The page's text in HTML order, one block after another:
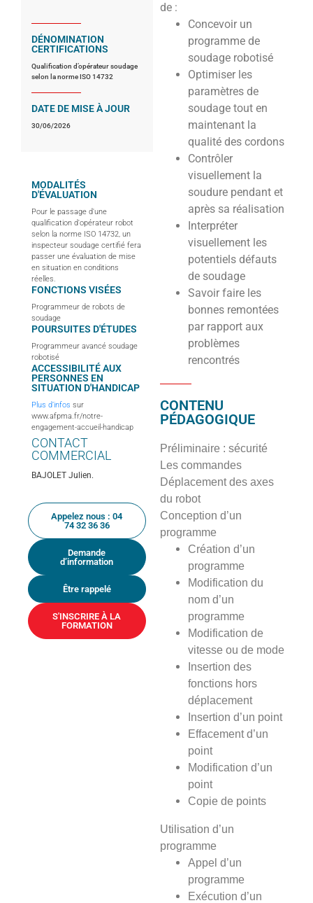
DÉNOMINATION
CERTIFICATIONS
Qualification d’opérateur soudage
selon la norme ISO 14732
DATE DE MISE À JOUR
30/06/2026
MODALITÉS
D'ÉVALUATION
Pour le passage d'une
qualification d'opérateur robot
selon la norme ISO 14732, un
inspecteur soudage certifié fera
passer une évaluation de mise
en situation en conditions
réelles.
FONCTIONS VISÉES
Programmeur de robots de
soudage
POURSUITES D'ÉTUDES
Programmeur avancé soudage
robotisé
ACCESSIBILITÉ AUX
PERSONNES EN
SITUATION D'HANDICAP
Plus d’infos sur
www.afpma.fr/notre-
engagement-accueil-handicap
CONTACT
COMMERCIAL
BAJOLET Julien.
Appelez nous : 04
74 32 36 36
Demande
d’information
Être rappelé
S'INSCRIRE À LA
FORMATION
de :
Concevoir un
programme de
soudage robotisé
Optimiser les
paramètres de
soudage tout en
maintenant la
qualité des cordons
Contrôler
visuellement la
soudure pendant et
après sa réalisation
Interpréter
visuellement les
potentiels défauts
de soudage
Savoir faire les
bonnes remontées
par rapport aux
problèmes
rencontrés
CONTENU
PÉDAGOGIQUE
Préliminaire : sécurité
Les commandes
Déplacement des axes
du robot
Conception d’un
programme
Création d’un
programme
Modification du
nom d’un
programme
Modification de
vitesse ou de mode
Insertion des
fonctions hors
déplacement
Insertion d’un point
Effacement d’un
point
Modification d’un
point
Copie de points
Utilisation d’un
programme
Appel d’un
programme
Exécution d’un